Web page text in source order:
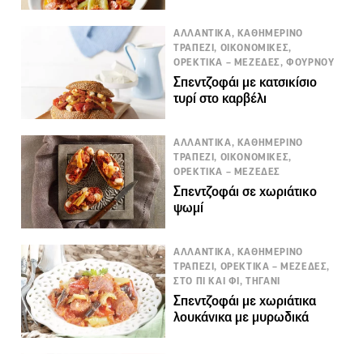
ΑΛΛΑΝΤΙΚΑ, ΚΑΘΗΜΕΡΙΝΟ
ΤΡΑΠΕΖΙ, ΟΙΚΟΝΟΜΙΚΕΣ,
ΟΡΕΚΤΙΚΑ – ΜΕΖΕΔΕΣ, ΦΟΥΡΝΟΥ
Σπεντζοφάι με κατσικίσιο
τυρί στο καρβέλι
ΑΛΛΑΝΤΙΚΑ, ΚΑΘΗΜΕΡΙΝΟ
ΤΡΑΠΕΖΙ, ΟΙΚΟΝΟΜΙΚΕΣ,
ΟΡΕΚΤΙΚΑ – ΜΕΖΕΔΕΣ
Σπεντζοφάι σε χωριάτικο
ψωμί
ΑΛΛΑΝΤΙΚΑ, ΚΑΘΗΜΕΡΙΝΟ
ΤΡΑΠΕΖΙ, ΟΡΕΚΤΙΚΑ – ΜΕΖΕΔΕΣ,
ΣΤΟ ΠΙ ΚΑΙ ΦΙ, ΤΗΓΑΝΙ
Σπεντζοφάι με χωριάτικα
λουκάνικα με μυρωδικά